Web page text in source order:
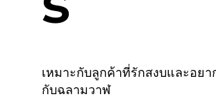
เหมาะกับลูกค้าที่รักสงบและอยา
กับฉลามวาฬ